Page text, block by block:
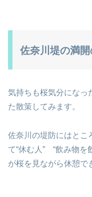
佐奈川堤の満
気持ちも桜気分になっ
た散策してみます。
佐奈川の堤防にはとこ
て“休む人” “飲み物を
が桜を見ながら休憩で